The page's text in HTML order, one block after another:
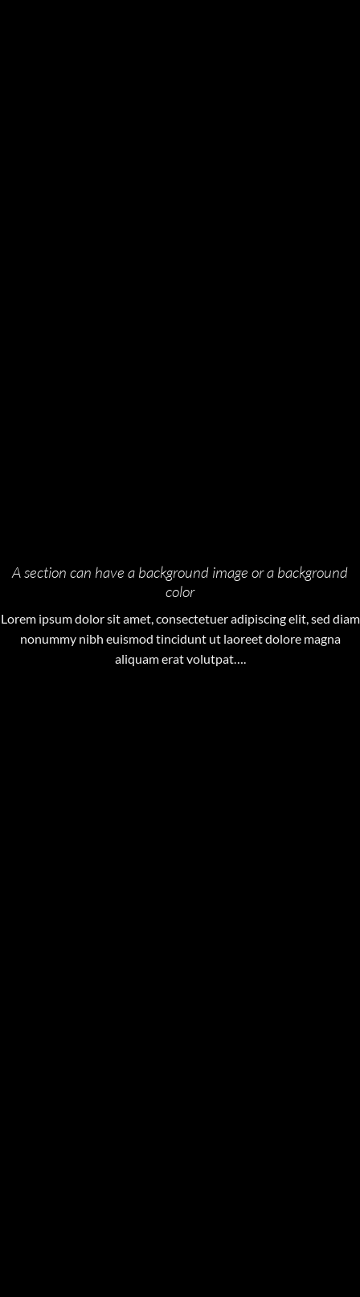
A section can have a background image or a background
color
Lorem ipsum dolor sit amet, consectetuer adipiscing elit, sed diam
nonummy nibh euismod tincidunt ut laoreet dolore magna
aliquam erat volutpat….